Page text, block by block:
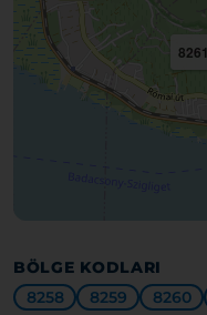
8261
BÖLGE KODLARI
8258
8259 8260